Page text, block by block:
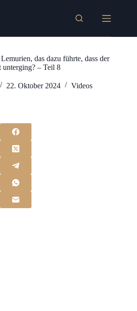
das dazu führte, dass der
unterging? – Teil 8
22. Oktober 2024 Videos